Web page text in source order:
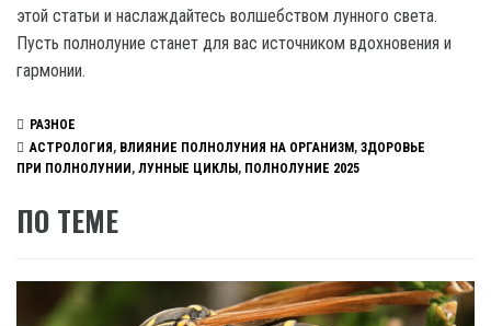
этой статьи и наслаждайтесь волшебством лунного света.
Пусть полнолуние станет для вас источником вдохновения и
гармонии.
РАЗНОЕ
АСТРОЛОГИЯ, ВЛИЯНИЕ ПОЛНОЛУНИЯ НА ОРГАНИЗМ, ЗДОРОВЬЕ
ПРИ ПОЛНОЛУНИИ , ЛУННЫЕ ЦИКЛЫ , ПОЛНОЛУНИЕ 2025
ПО ТЕМЕ